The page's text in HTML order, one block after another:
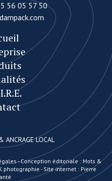
56 05 57 50
ANCRAGE LOCAL
-Conception éditoriale : Mots &
photographie- Site internet : Pierre